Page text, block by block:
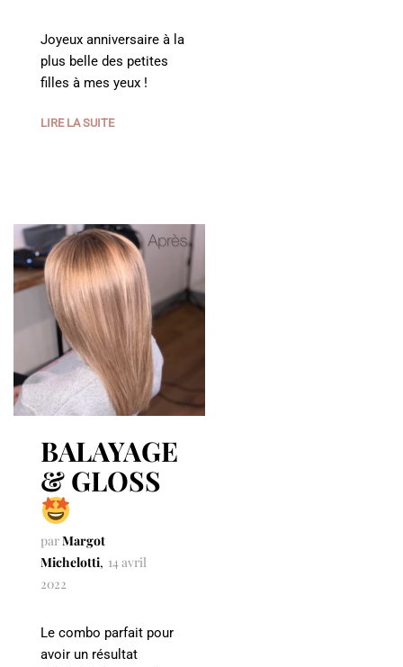
Joyeux anniversaire à la
plus belle des petites
filles à mes yeux !
LIRE LA SUITE
BALAYAGE
& GLOSS
parMargot
Michelotti 14 avril
2022
Le combo parfait pour
avoir un résultat